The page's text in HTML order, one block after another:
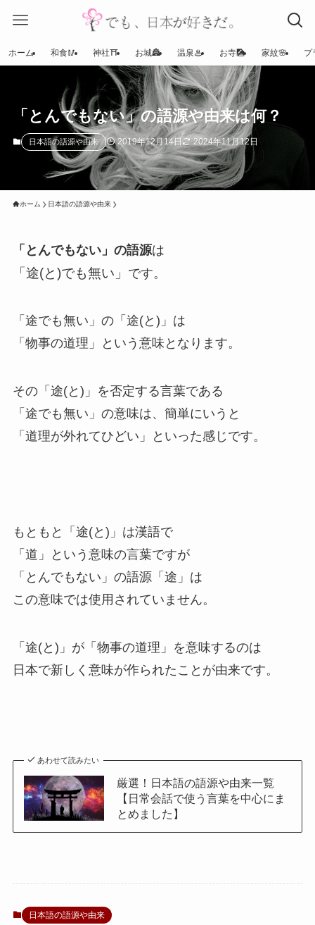
ホーム 和食🥢 神社⛩ お城🏯 温泉♨ お寺🎑 家紋🌸 プ
「とんでもない」の語源や由来は何？
日本語の語源や由来 2019年12月14日 2024年11月12日
ホーム 日本語の語源や由来
「とんでもない」の語源は
「途(と)でも無い」 です。
「途でも無い」の「途(と)」は
「物事の道理」という意味となります。
その「途(と)」を否定する言葉である
「途でも無い」の意味は、簡単にいうと
「道理が外れてひどい」といった感じです。
もともと「途(と)」は漢語で
「道」という意味の言葉ですが
「とんでもない」の語源「途」は
この意味では使用されていません。
「途(と)」が「物事の道理」を意味するのは
日本で新しく意味が作られたことが由来です。
あわせて読みたい
厳選！日本語の語源や由来一覧
【日常会話で使う言葉を中心にま
とめました】
日本語の語源や由来